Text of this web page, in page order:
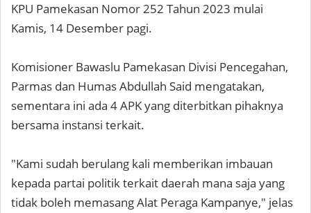
KPU Pamekasan Nomor 252 Tahun 2023 mulai
Kamis, 14 Desember pagi.
Komisioner Bawaslu Pamekasan Divisi Pencegahan,
Parmas dan Humas Abdullah Said mengatakan,
sementara ini ada 4 APK yang diterbitkan pihaknya
bersama instansi terkait.
"Kami sudah berulang kali memberikan imbauan
kepada partai politik terkait daerah mana saja yang
tidak boleh memasang Alat Peraga Kampanye," jelas